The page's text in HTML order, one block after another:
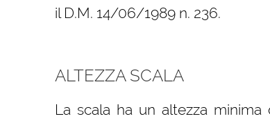
il D.M. 14/06/1989 n. 236.
ALTEZZA SCALA
La scala ha un altezza